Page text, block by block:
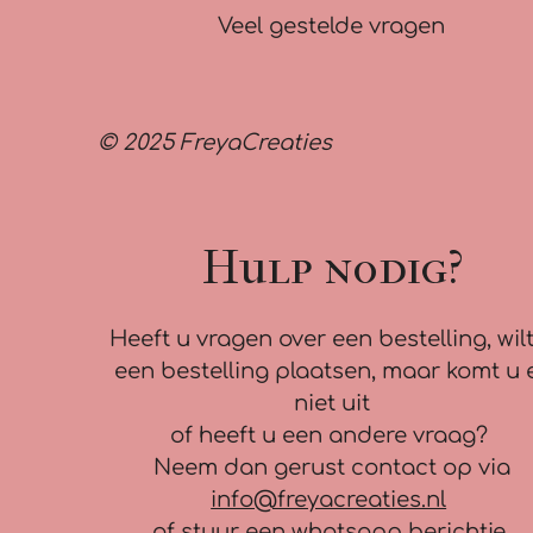
Veel gestelde vragen
© 2025 FreyaCreaties
Hulp nodig?
Heeft u vragen over een bestelling,
een bestelling plaatsen, maar komt u
niet uit
of heeft u een andere vraag?
Neem dan gerust contact op via
info@freyacreaties.nl